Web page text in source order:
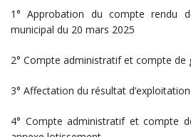
1° Approbation du compte rendu
municipal du 20 mars 2025
2° Compte administratif et compte de
3° Affectation du résultat
4° Compte administratif et compte